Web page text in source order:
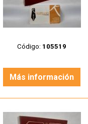
Código: 105519
Más información